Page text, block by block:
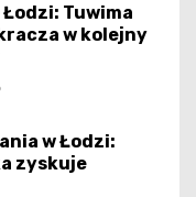
Tuwima
w kolejny
w Łodzi:
zyskuje